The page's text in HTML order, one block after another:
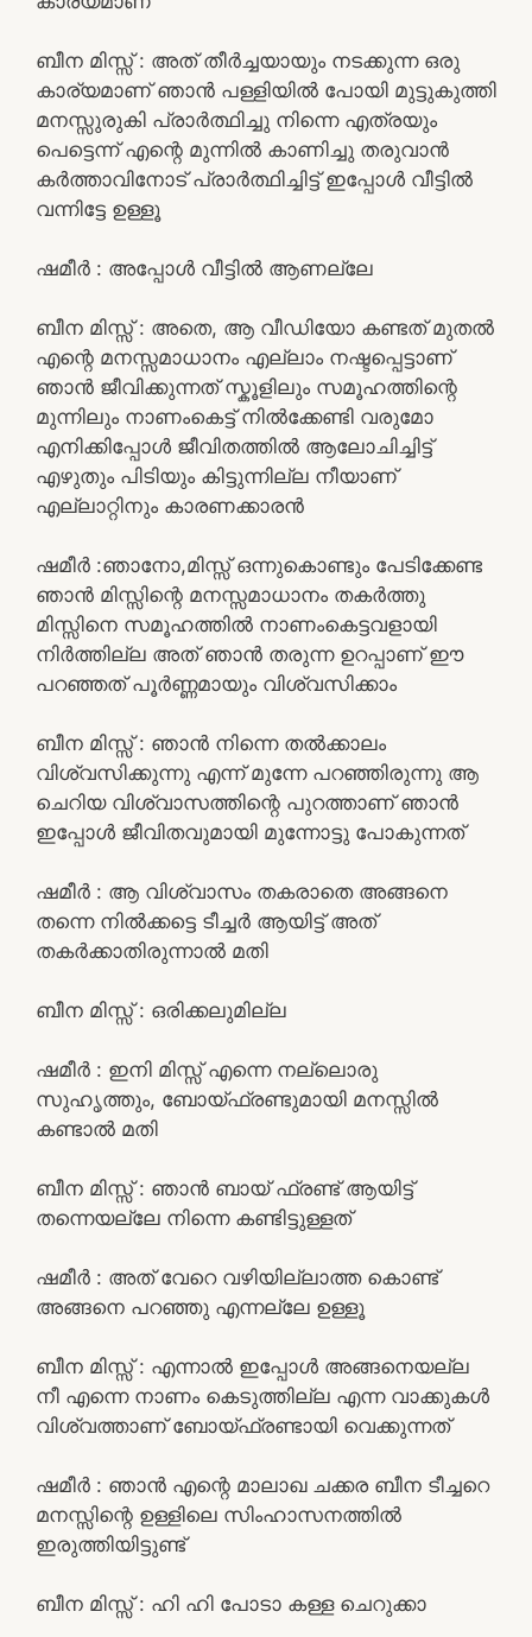
ബീന മിസ്സ്‌ : അത് തീർച്ചയായും നടക്കുന്ന ഒരു
കാര്യമാണ് ഞാൻ പള്ളിയിൽ പോയി മുട്ടുകുത്തി
മനസ്സുരുകി പ്രാർത്ഥിച്ചു നിന്നെ എത്രയും
പെട്ടെന്ന് എന്റെ മുന്നിൽ കാണിച്ചു തരുവാൻ
കർത്താവിനോട് പ്രാർത്ഥിച്ചിട്ട് ഇപ്പോൾ വീട്ടിൽ
വന്നിട്ടേ ഉള്ളൂ
ഷമീർ : അപ്പോൾ വീട്ടിൽ ആണല്ലേ
ബീന മിസ്സ്‌ : അതെ, ആ വീഡിയോ കണ്ടത് മുതൽ
എന്റെ മനസ്സമാധാനം എല്ലാം നഷ്ടപ്പെട്ടാണ്
ഞാൻ ജീവിക്കുന്നത് സ്കൂളിലും സമൂഹത്തിന്റെ
മുന്നിലും നാണംകെട്ട് നിൽക്കേണ്ടി വരുമോ
എനിക്കിപ്പോൾ ജീവിതത്തിൽ ആലോചിച്ചിട്ട്
എഴുതും പിടിയും കിട്ടുന്നില്ല നീയാണ്
എല്ലാറ്റിനും കാരണക്കാരൻ
ഷമീർ :ഞാനോ,മിസ്സ് ഒന്നുകൊണ്ടും പേടിക്കേണ്ട
ഞാൻ മിസ്സിന്റെ മനസ്സമാധാനം തകർത്തു
മിസ്സിനെ സമൂഹത്തിൽ നാണംകെട്ടവളായി
നിർത്തില്ല അത് ഞാൻ തരുന്ന ഉറപ്പാണ് ഈ
പറഞ്ഞത് പൂർണ്ണമായും വിശ്വസിക്കാം
ബീന മിസ്സ്‌ : ഞാൻ നിന്നെ തൽക്കാലം
വിശ്വസിക്കുന്നു എന്ന് മുന്നേ പറഞ്ഞിരുന്നു ആ
ചെറിയ വിശ്വാസത്തിന്റെ പുറത്താണ് ഞാൻ
ഇപ്പോൾ ജീവിതവുമായി മുന്നോട്ടു പോകുന്നത്
ഷമീർ : ആ വിശ്വാസം തകരാതെ അങ്ങനെ
തന്നെ നിൽക്കട്ടെ ടീച്ചർ ആയിട്ട് അത്
തകർക്കാതിരുന്നാൽ മതി
ബീന മിസ്സ്‌ : ഒരിക്കലുമില്ല
ഷമീർ : ഇനി മിസ്സ് എന്നെ നല്ലൊരു
സുഹൃത്തും, ബോയ്ഫ്രണ്ടുമായി മനസ്സിൽ
കണ്ടാൽ മതി
ബീന മിസ്സ്‌ : ഞാൻ ബായ് ഫ്രണ്ട് ആയിട്ട്
തന്നെയല്ലേ നിന്നെ കണ്ടിട്ടുള്ളത്
ഷമീർ : അത് വേറെ വഴിയില്ലാത്ത കൊണ്ട്
അങ്ങനെ പറഞ്ഞു എന്നല്ലേ ഉള്ളൂ
ബീന മിസ്സ്‌ : എന്നാൽ ഇപ്പോൾ അങ്ങനെയല്ല
നീ എന്നെ നാണം കെടുത്തില്ല എന്ന വാക്കുകൾ
വിശ്വത്താണ് ബോയ്ഫ്രണ്ടായി വെക്കുന്നത്
ഷമീർ : ഞാൻ എന്റെ മാലാഖ ചക്കര ബീന ടീച്ചറെ
മനസ്സിന്റെ ഉള്ളിലെ സിംഹാസനത്തിൽ
ഇരുത്തിയിട്ടുണ്ട്
ബീന മിസ്സ്‌ : ഹി ഹി പോടാ കള്ള ചെറുക്കാ